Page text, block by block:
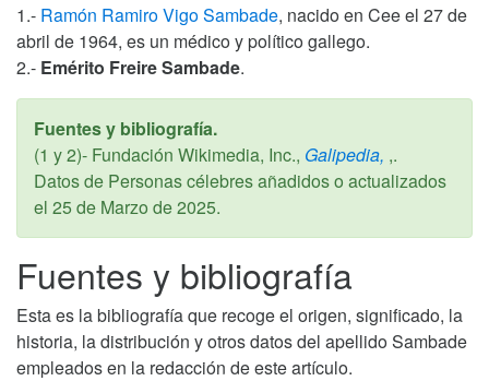
1.- Ramón Ramiro Vigo Sambade, nacido en Cee el 27 de
abril de 1964, es un médico y político gallego.
2.- Emérito Freire Sambade.
Fuentes y bibliografía.
(1 y 2)- Fundación Wikimedia, Inc., Galipedia, ,.
Datos de Personas célebres añadidos o actualizados
el 25 de Marzo de 2025.
Fuentes y bibliografía
Esta es la bibliografía que recoge el origen, significado, la
historia, la distribución y otros datos del apellido Sambade
empleados en la redacción de este artículo.